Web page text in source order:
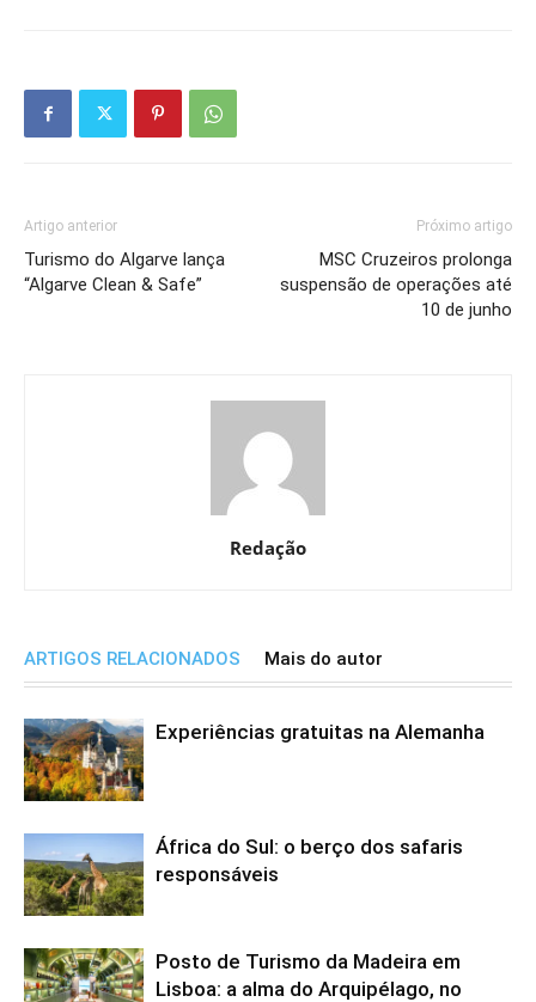
Artigo anterior
Turismo do Algarve lança
“Algarve Clean & Safe”
Próximo artigo
MSC Cruzeiros prolonga
suspensão de operações até
10 de junho
Redação
ARTIGOS RELACIONADOS Mais do autor
Experiências gratuitas na Alemanha
África do Sul: o berço dos safaris
responsáveis
Posto de Turismo da Madeira em
Lisboa: a alma do Arquipélago, no